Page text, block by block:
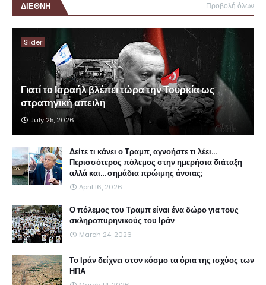
ΔΙΕΘΝΗ Προβολή όλων
Slider
Γιατί το Ισραήλ βλέπει τώρα την Τουρκία ως
στρατηγική απειλή
July 25, 2026
Δείτε τι κάνει ο Τραμπ, αγνοήστε τι λέει...
Περισσότερος πόλεμος στην ημερήσια διάταξη
αλλά και... σημάδια πρώιμης άνοιας;
April 16, 2026
Ο πόλεμος του Τραμπ είναι ένα δώρο για τους
σκληροπυρηνικούς του Ιράν
March 24, 2026
Το Ιράν δείχνει στον κόσμο τα όρια της ισχύος των
ΗΠΑ